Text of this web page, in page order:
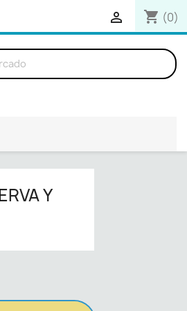
shopping_cart (0)

Y